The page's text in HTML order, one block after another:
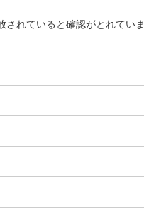
れていると確認がとれていま